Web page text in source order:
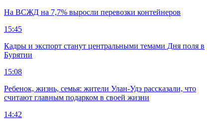
На ВСЖД на 7,7% выросли перевозки контейнеров
15:45
Кадры и экспорт станут центральными темами Дня поля в
Бурятии
15:08
Ребенок, жизнь, семья: жители Улан-Удэ рассказали, что
считают главным подарком в своей жизни
14:42